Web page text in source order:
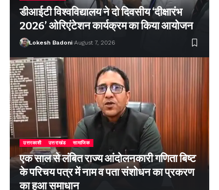
डीआईटी विश्वविद्यालय ने दो दिवसीय ‘दीक्षारंभ
2026’ ओरिएंटेशन कार्यक्रम का किया आयोजन
Lokesh Badoni August 7, 2026
उत्तरकाशी उत्तराखंड सामाजिक
एक साल से लंबित राज्य आंदोलनकारी गणिता बिष्ट
के परिचय पत्र में नाम व पता संशोधन का प्रकरण
का हुआ समाधान